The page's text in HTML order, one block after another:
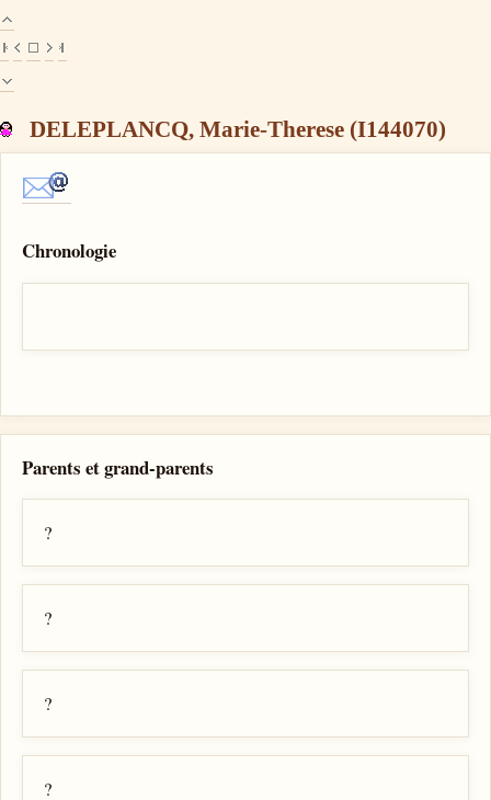
DELEPLANCQ, Marie-Therese (I144070)
Chronologie
Parents et grand-parents
?
?
?
?